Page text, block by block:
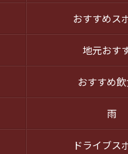
おすすめス
地元おす
おすすめ
雨
ドライブス